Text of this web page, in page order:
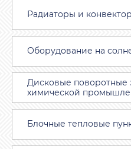
Радиаторы и
Оборудование на
Дисковые поворотные
химической
Блочные тепловые